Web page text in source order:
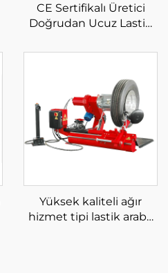
CE Sertifikalı Üretici
Doğrudan Ucuz Lastik
Dengeleyiciyi Çalıştırır
Yüksek kaliteli ağır
hizmet tipi lastik araba